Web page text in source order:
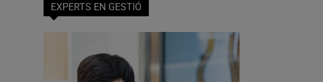
EXPERTS EN GESTIÓ